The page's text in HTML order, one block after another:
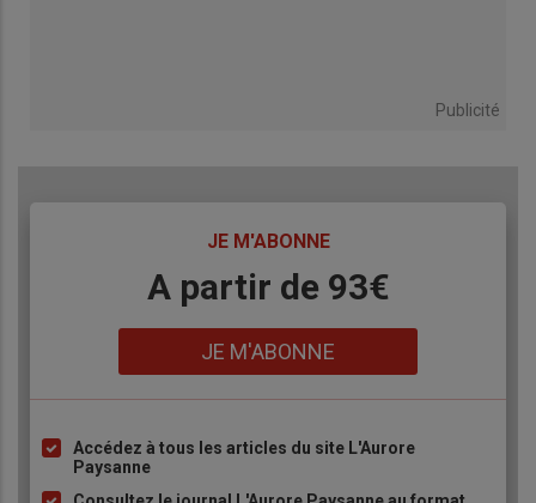
Publicité
JE M'ABONNE
A partir de 93€
JE M'ABONNE
ListeAccédez à tous les articles du site L'Aurore
Paysanne